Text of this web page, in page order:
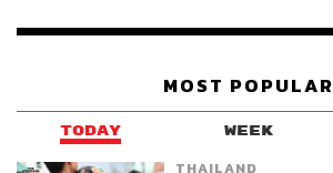
MOST POPULAR
TODAY WEEK
THAILAND